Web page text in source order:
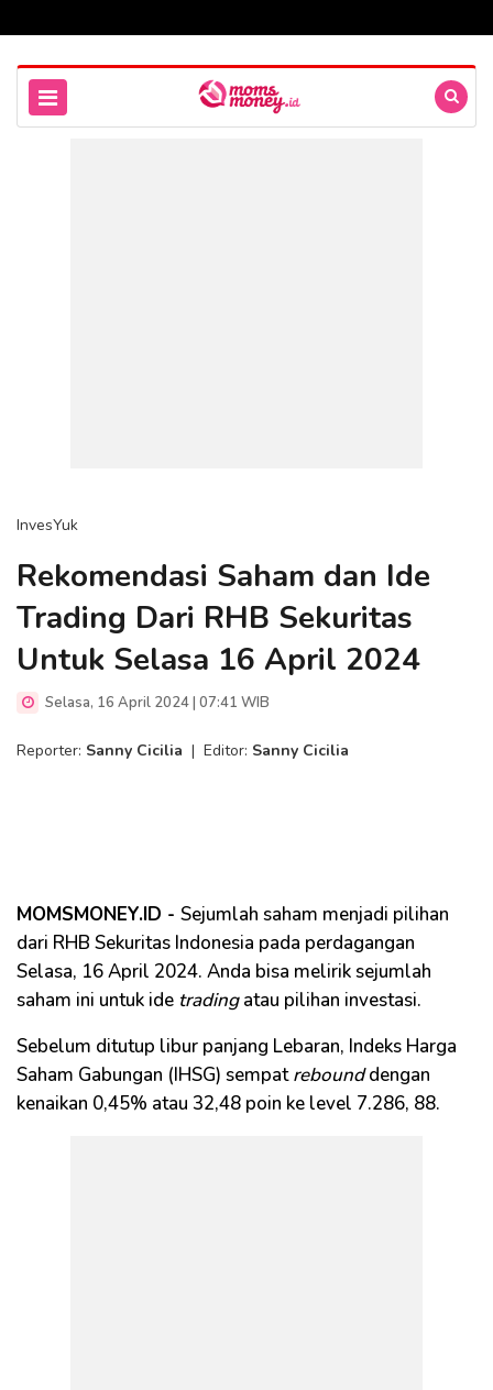
InvesYuk
Rekomendasi Saham dan Ide
Trading Dari RHB Sekuritas
Untuk Selasa 16 April 2024
Selasa, 16 April 2024 | 07:41 WIB
Reporter: Sanny Cicilia | Editor: Sanny Cicilia
MOMSMONEY.ID - Sejumlah saham menjadi pilihan
dari RHB Sekuritas Indonesia pada perdagangan
Selasa, 16 April 2024. Anda bisa melirik sejumlah
saham ini untuk ide tradingatau pilihan investasi.
Sebelum ditutup libur panjang Lebaran, Indeks Harga
Saham Gabungan (IHSG) sempatrebounddengan
kenaikan 0,45% atau 32,48 poin ke level 7.286, 88.